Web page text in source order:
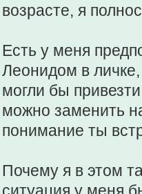
возрасте, я
Есть у меня
Леонидом в личке,
могли бы
можно заменить
понимание ты
Почему я в этом